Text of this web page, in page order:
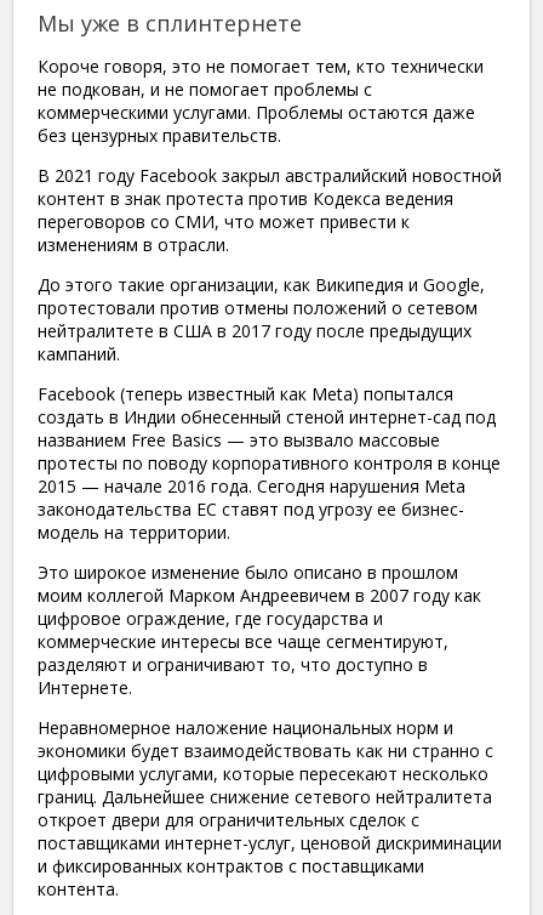
Мы уже в сплинтернете
Короче говоря, это не помогает тем, кто технически
не подкован, и не помогает проблемы с
коммерческими услугами. Проблемы остаются даже
без цензурных правительств.
В 2021 году Facebook закрыл австралийский новостной
контент в знак протеста против Кодекса ведения
переговоров со СМИ, что может привести к
изменениям в отрасли.
До этого такие организации, как Википедия и Google,
протестовали против отмены положений о сетевом
нейтралитете в США в 2017 году после предыдущих
кампаний.
Facebook (теперь известный как Meta) попытался
создать в Индии обнесенный стеной интернет-сад под
названием Free Basics — это вызвало массовые
протесты по поводу корпоративного контроля в конце
2015 — начале 2016 года. Сегодня нарушения Meta
законодательства ЕС ставят под угрозу ее бизнес-
модель на территории.
Это широкое изменение было описано в прошлом
моим коллегой Марком Андреевичем в 2007 году как
цифровое ограждение, где государства и
коммерческие интересы все чаще сегментируют,
разделяют и ограничивают то, что доступно в
Интернете.
Неравномерное наложение национальных норм и
экономики будет взаимодействовать как ни странно с
цифровыми услугами, которые пересекают несколько
границ. Дальнейшее снижение сетевого нейтралитета
откроет двери для ограничительных сделок с
поставщиками интернет-услуг, ценовой дискриминации
и фиксированных контрактов с поставщиками
контента.